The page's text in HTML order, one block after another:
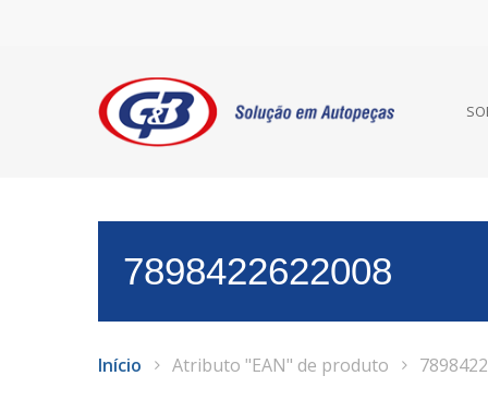
7898422622008
Início Atributo "EAN" de produto